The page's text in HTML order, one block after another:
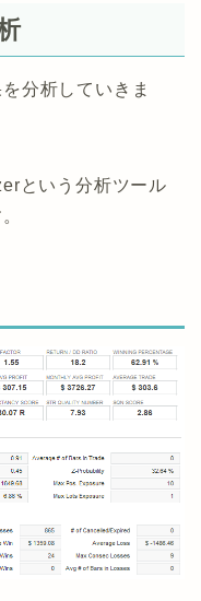
分析していきま
という分析ツール